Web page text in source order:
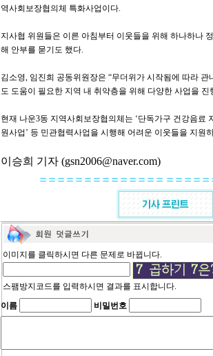
역사회보장협의체 특화사업이다.
지사협 위원들은 이른 아침부터 이웃들을 위해 하나하나
해 안부를 묻기도 했다.
김소영, 임진희 공동위원장은 “무더위가 시작됨에 따라
도 도움이 필요한 지역 내 취약층을 위해 다양한 사업을 진
현재 나운3동 지역사회보장협의체는 ‘단독가구 건강음료
원사업’ 등 민관협력사업을 시행해 어려운 이웃들을 지원
이승희 기자 (gsn2006@naver.com)
이미지를 클릭하시면 다른 문제로 바뀝니다.
스팸방지코드를 입력하시면 결과를 표시합니다.
이름
비밀번호